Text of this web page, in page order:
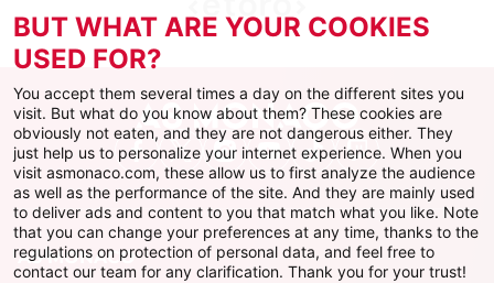
Facebook
X Instagram
YoutubeTikTokTwitch
AS MONACO
BUT WHAT ARE YOUR COOKIES
USED FOR?
You accept them several times a day on the different sites you
visit. But what do you know about them? These cookies are
obviously not eaten, and they are not dangerous either. They
just help us to personalize your internet experience. When you
visit asmonaco.com, these allow us to first analyze the audience
as well as the performance of the site. And they are mainly used
to deliver ads and content to you that match what you like. Note
that you can change your preferences at any time, thanks to the
regulations on protection of personal data, and feel free to
contact our team for any clarification. Thank you for your trust!